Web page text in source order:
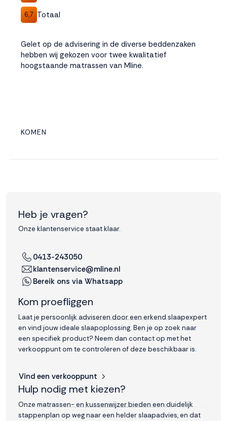
6,7 Totaal
Gelet op de advisering in de diverse beddenzaken
hebben wij gekozen voor twee kwalitatief
hoogstaande matrassen van Mline.
KOMEN
Heb je vragen?
Onze klantenservice staat klaar.
0413-243050
klantenservice@mline.nl
Bereik ons via Whatsapp
Kom proefliggen
Laat je persoonlijk adviseren door een erkend slaapexpert
en vind jouw ideale slaapoplossing. Ben je op zoek naar
een specifiek product? Neem dan contact op met het
verkooppunt om te controleren of deze beschikbaar is.
Vind een verkooppunt
Hulp nodig met kiezen?
Onze matrassen- en kussenwijzer bieden een duidelijk
stappenplan op weg naar een helder slaapadvies, en dat